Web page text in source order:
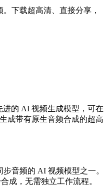
下载超高清、直接分享，
进的 AI 视频生成模型，可在
成带有原生音频合成的超高
音频的 AI 视频模型之一。
成，无需独立工作流程。